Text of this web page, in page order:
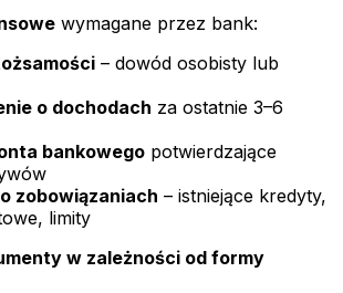
wymagane przez bank:
– dowód osobisty lub
o dochodach za ostatnie 3–6
bankowego potwierdzające
zobowiązaniach – istniejące kredyty,
limity
w zależności od formy